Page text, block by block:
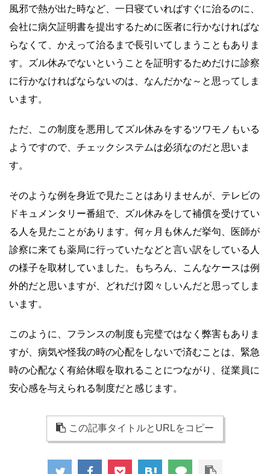
風邪で熱が出た時など、一日寝ていればすぐに治るのに、
会社に病欠証明書を提出するために医者に行かなければな
らなくて、かえって治るまで長引いてしまうこともありま
す。ズル休みでないということを証明するためだけに診察
に行かなければならないのは、なんだかな～と思ってしま
います。
ただ、この制度を悪用してズル休みをするツワモノもいる
ようですので、チェックシステムは必須なのだと思いま
す。
そのような例を身近で見たことはありませんが、テレビの
ドキュメンタリー番組で、ズル休みをして補償を受けてい
る人を見たことがあります。何ヶ月も休んだ挙句、医師が
診察に来ても薬局に行っていたなどと言い訳をしている人
の様子を取材していました。もちろん、こんなケースは例
外的だと思いますが、どれだけ図々しいんだと思ってしま
います。
このように、フランスの制度も完璧ではなく弊害もありま
すが、病気や怪我の時の心配をしないで済むことは、緊急
時の心配なく有給休暇を取れることにつながり、従業員に
安心感を与えられる制度だと感じます。
この記事タイトルとURLをコピー